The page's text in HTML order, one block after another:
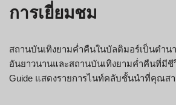
การเยี่ยมชม
สถานบันเทิงยามค่ำคืนในบัลติมอร์เป็นตำ
อันยาวนานและสถานบันเทิงยามค่ำคืนที่มีชี
Guide แสดงรายการไนท์คลับชั้นนำที่คุณส